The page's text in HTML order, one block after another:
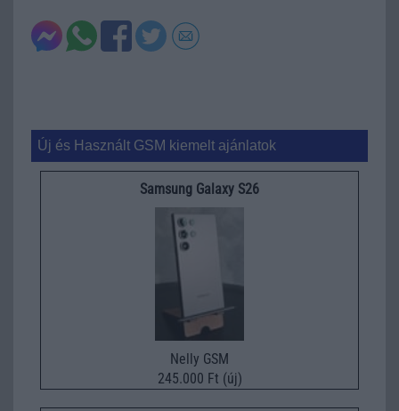
Új és Használt GSM kiemelt ajánlatok
Samsung Galaxy S26
Nelly GSM
245.000 Ft (új)